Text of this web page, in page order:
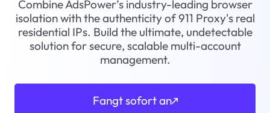
Combine AdsPower’s industry-leading browser
isolation with the authenticity of 911 Proxy's real
residential IPs. Build the ultimate, undetectable
solution for secure, scalable multi-account
management.
Fangt sofort an